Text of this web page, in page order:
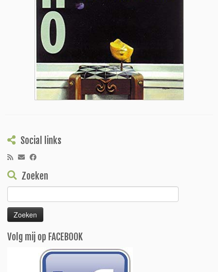
Social links
Zoeken
naar:
Volg mij op FACEBOOK